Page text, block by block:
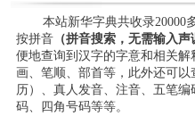
本站新华字典共收录20000
按拼音（拼音搜索，无需输入声
便地查询到汉字的字意和相关
画、笔顺、部首等，此外还可
历）、真人发音、注音、五笔编
码、四角号码等等。